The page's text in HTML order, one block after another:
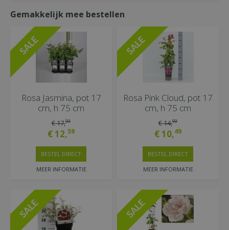
Gemakkelijk mee bestellen
Rosa Jasmina, pot 17
cm, h 75 cm
€17,99
€12,59
MEER INFORMATIE
BESTEL DIRECT
Rosa Pink Cloud, pot 17
cm, h 75 cm
€14,99
€10,49
MEER INFORMATIE
BESTEL DIRECT